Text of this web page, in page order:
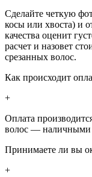
Сделайте четкую
косы или хвоста) и
качества оценит
расчет и назовет
срезанных волос.
Как происходит
+
Оплата
волос — наличными
Принимаете ли вы
+